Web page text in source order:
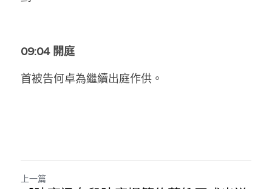
09:04 開庭
首被告何卓為繼續出庭作供。
上一篇